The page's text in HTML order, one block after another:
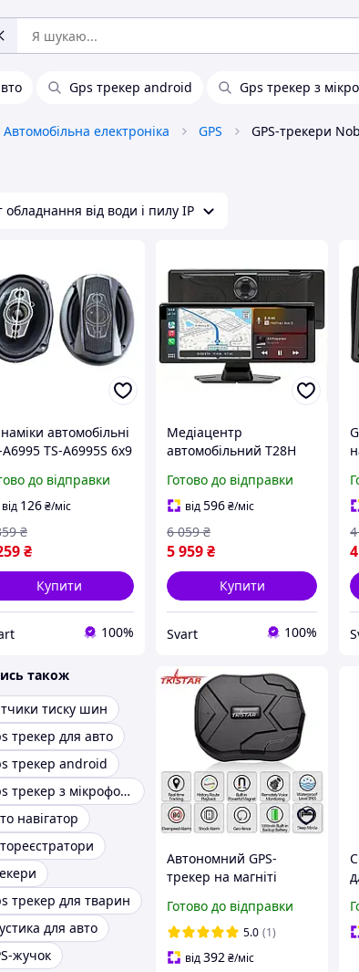
Gps трекер android Gps трекер з
Автомобільна електроніка GPS GPS-трекери
обладнання від води і пилу IP
автомобільні
A6995 TS-A6995S 6х9
до відправки
від 126₴/міс
₴
₴
Купити
100%
Медіацентр
автомобільний T28H
CarPlay, Bluetooth та
FM-тюнером AlterDeal -
thrilling-unlimited-
choice-
Готово до відправки
від596₴/міс
5 959₴
6 059 ₴
Купити
Svart 100%
також
тиску шин
трекер для авто
трекер android
Gps трекер з мікрофоном
навігатор
трекер для тварин
для авто
жучок
Автономний GPS-
трекер на магніті
Готово до відправки
5.0 (1)
від392₴/міс